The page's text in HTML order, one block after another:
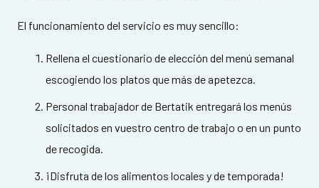
El funcionamiento del servicio es muy sencillo:
Rellena el cuestionario de elección del menú semanal
escogiendo los platos que más de apetezca.
Personal trabajador de Bertatik entregará los menús
solicitados en vuestro centro de trabajo o en un punto
de recogida.
¡Disfruta de los alimentos locales y de temporada!